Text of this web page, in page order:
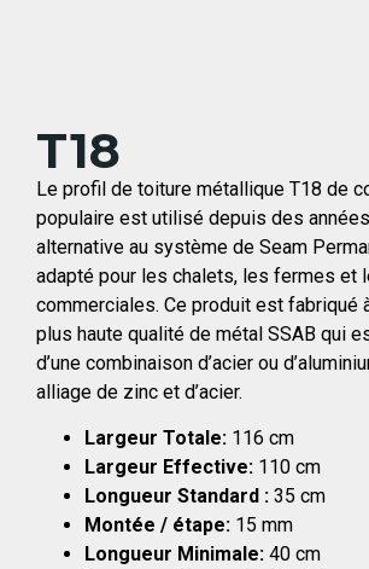
T18
Le profil de toiture métallique T18 de
populaire est utilisé depuis des
alternative au système de Seam
adapté pour les chalets, les fermes et
commerciales. Ce produit est fabriqué
plus haute qualité de métal SSAB qui
d’une combinaison d’acier ou
alliage de zinc et d’acier.
Largeur Totale: 116 cm
Largeur Effective: 110 cm
Longueur Standard : 35 cm
Montée / étape: 15 mm
Longueur Minimale: 40 cm